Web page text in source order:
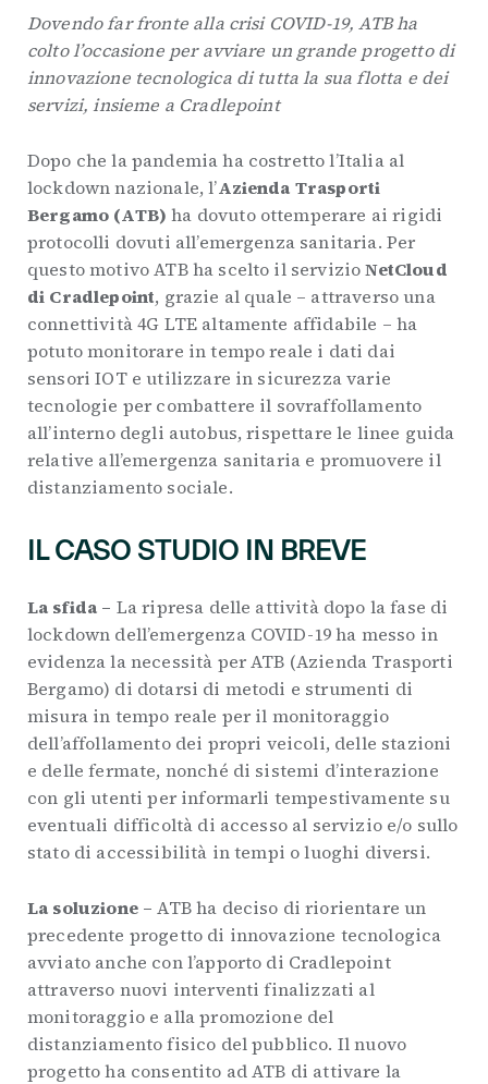
Dovendo far fronte alla crisi COVID-19, ATB ha
colto l’occasione per avviare un grande progetto di
innovazione tecnologica di tutta la sua flotta e dei
servizi, insieme a Cradlepoint
Dopo che la pandemia ha costretto l’Italia al
lockdown nazionale, l’Azienda Trasporti
Bergamo (ATB) ha dovuto ottemperare ai rigidi
protocolli dovuti all’emergenza sanitaria. Per
questo motivo ATB ha scelto il servizioNetCloud
di Cradlepoint, grazie al quale – attraverso una
connettività 4G LTE altamente affidabile – ha
potuto monitorare in tempo reale i dati dai
sensori IOT e utilizzare in sicurezza varie
tecnologie per combattere il sovraffollamento
all’interno degli autobus, rispettare le linee guida
relative all’emergenza sanitaria e promuovere il
distanziamento sociale.
IL CASO STUDIO IN BREVE
La sfida – La ripresa delle attività dopo la fase di
lockdown dell’emergenza COVID-19 ha messo in
evidenza la necessità per ATB (Azienda Trasporti
Bergamo) di dotarsi di metodi e strumenti di
misura in tempo reale per il monitoraggio
dell’affollamento dei propri veicoli, delle stazioni
e delle fermate, nonché di sistemi d’interazione
con gli utenti per informarli tempestivamente su
eventuali difficoltà di accesso al servizio e/o sullo
stato di accessibilità in tempi o luoghi diversi.
La soluzione –ATB ha deciso di riorientare un
precedente progetto di innovazione tecnologica
avviato anche con l’apporto di Cradlepoint
attraverso nuovi interventi finalizzati al
monitoraggio e alla promozione del
distanziamento fisico del pubblico. Il nuovo
progetto ha consentito ad ATB di attivare la